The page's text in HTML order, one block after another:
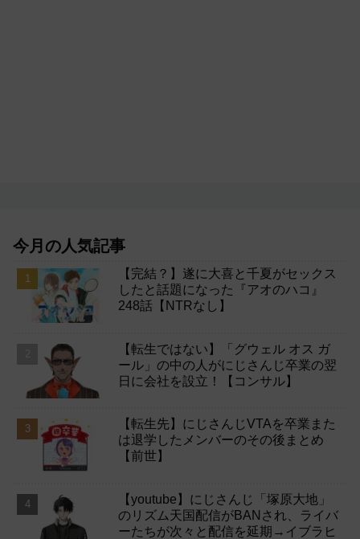
今月の人気記事
【完結？】遂に大喜と千夏がセックス
したと話題になった『アオのハコ』
248話【NTRなし】
【転生ではない】「グウェル オス ガ
ール」の中の人がにじさんじ卒業の翌
日に会社を設立！【コンサル】
【転生先】にじさんじVTAを卒業また
は退学したメンバーのその後まとめ
【前世】
【youtube】にじさんじ「塚原大地」
のリズム天国配信がBANされ、ライバ
ーたちが次々と配信を延期→イブラヒ